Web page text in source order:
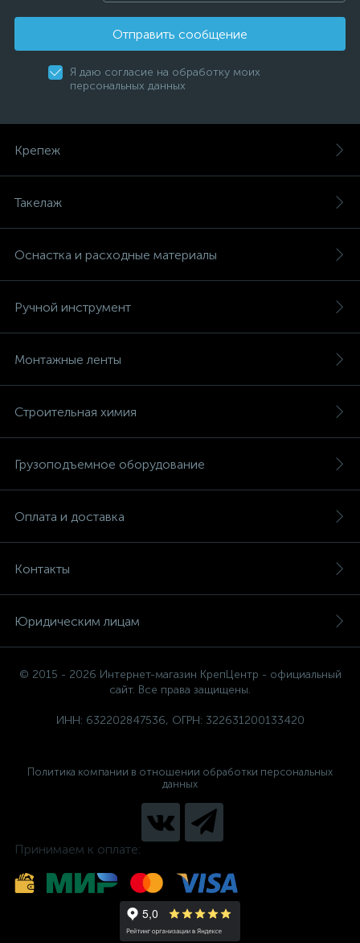
Отправить сообщение
Я даю согласие на обработку моих
персональных данных
Крепеж
Такелаж
Оснастка и расходные материалы
Ручной инструмент
Монтажные ленты
Строительная химия
Грузоподъемное оборудование
Оплата и доставка
Контакты
Юридическим лицам
© 2015 - 2026 Интернет-магазин КрепЦентр - официальный
сайт. Все права защищены.
ИНН: 632202847536, ОГРН: 322631200133420
Политика компании в отношении обработки персональных
данных
Принимаем к оплате: